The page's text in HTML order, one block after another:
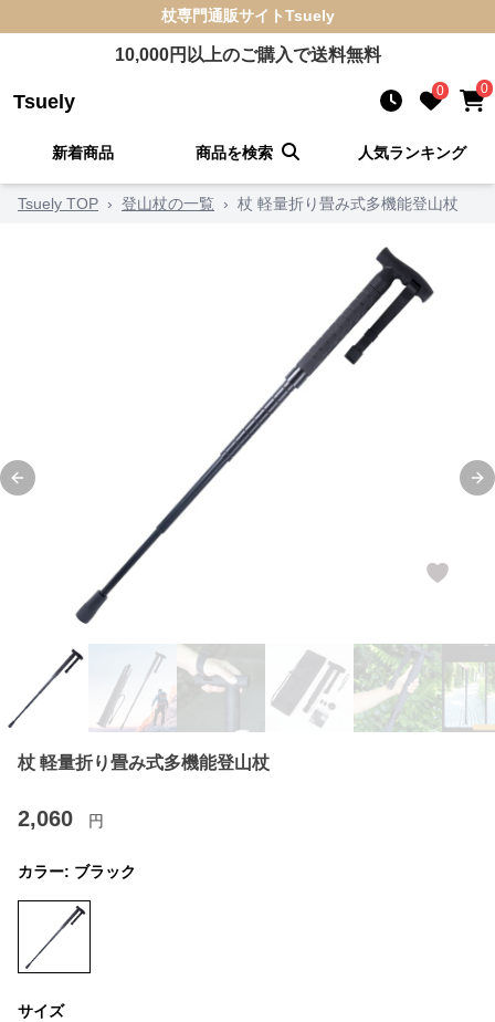
杖専門通販サイトTsuely
10,000円以上のご購入で送料無料
Tsuely 0 0
新着商品 商品を検索 人気ランキング
Tsuely TOP › 登山杖の一覧 › 杖 軽量折り畳み式多機能登山杖
Previous slide
杖 軽量折り畳み式多機能登山杖
2,060 円
カラー: ブラック
サイズ